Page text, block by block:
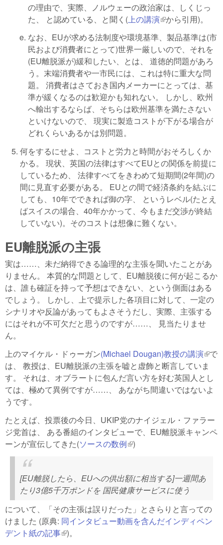
の理由で、実際、ノルウェーの政治家は、しくじっ
た、 と認めている、と聞く(上の講演(link is external)
から引用)。
なお、EUが求める法制度や環境基準、製品基準は(市
民および消費者にとって)世界一厳しいので、それを
(EU離脱派が)緩和したい、とは、 道徳的問題があろ
う。末端消費者や一市民には、これは特に重大な問
題。 消費者はさておき国内メーカーにとっては、基
準が緩くなるのは歓迎かも知れない。 しかし、欧州
へ輸出するならば、そちらは欧州基準を満たさない
といけないので、 現実に製造コストが下がる場合が
どれくらいあるかは別問題。
何をするにせよ、コストと労力と時間がおそろしくか
かる。 現状、英国の法律はすべてEUとの関係を前提に
しているため、 法律すべてをきわめて短期間(2年間)の
間に見直す必要がある。 EUとの間で経済条約を結ぶに
しても、10年でできれば御の字、 というレベル(たとえ
ばスイスの場合、40年かかって、今もまだ交渉が終結
していない)。そのコストは想像に難くない。
EU離脱派の主張
実は……、未だ納得できる論理的な主張を聞いたことがあ
りません。 本質的な問題として、EU離脱後に何が起こるか
は、誰も確証を持って予想はできない、という側面はある
でしょう。 しかし、上で提示した各項目に対して、一定の
シナリオや反論があってもよさそうだし、実際、主張する
にはそれが不可欠だと思うのですが……、 見当たりませ
ん。
上のマイケル・ドゥーガン(Michael Dougan)教授の講演(link
で
は、 教授は、EU離脱派の主張を嘘と虚飾と断言していま
す。 それは、オブラートに包んだ言い方を好む英国人とし
ては、極めて異例ですが……、 あながち間違いではないよ
うです。
たとえば、投票後の今日、UKIP党のナイジェル・ファラー
ジ党首は、 ある番組のインタビューで、EU離脱派キャンペ
ーンが宣伝してきた(ソースの数例(link is external)
)
[EU離脱したら、EUへの供出額に相当する]一週間あ
たり3億5千万ポンドを 国民健康サービスに使う
について、「その主張は誤りだった」とさらりと言っての
けました (原典: 同インタビュー動画を含んだインディペン
デント紙の記事(link is external)
)。